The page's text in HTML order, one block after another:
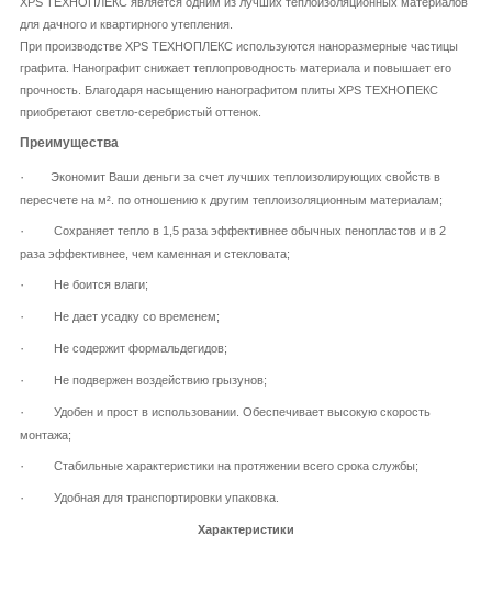
для дачного и квартирного утепления.
При производстве XPS ТЕХНОПЛЕКС используются наноразмерные частицы
графита. Нанографит снижает теплопроводность материала и повышает его
прочность. Благодаря насыщению нанографитом плиты XPS ТЕХНОПЕКС
приобретают светло-серебристый оттенок.
Преимущества
·
Экономит Ваши деньги за счет лучших теплоизолирующих свойств в
пересчете на м². по отношению к другим теплоизоляционным материалам;
·
Сохраняет тепло в 1,5 раза эффективнее обычных пенопластов и в 2
раза эффективнее, чем каменная и стекловата;
· Не боится влаги;
· Не дает усадку со временем;
· Не содержит формальдегидов;
· Не подвержен воздействию грызунов;
·
Удобен и прост в использовании. Обеспечивает высокую скорость
монтажа;
· Стабильные характеристики на протяжении всего срока службы;
· Удобная для транспортировки упаковка.
Характеристики